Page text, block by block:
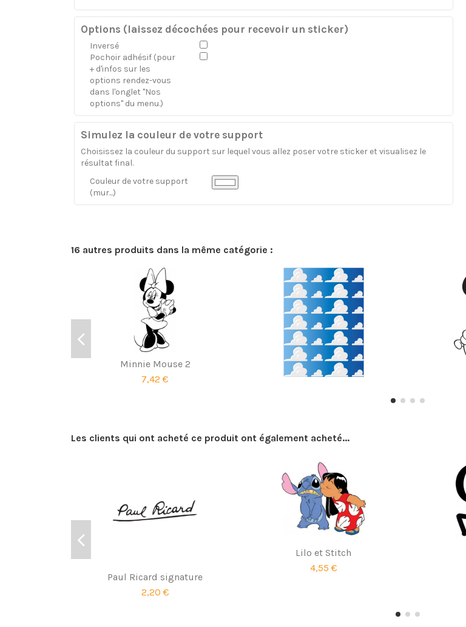
Options (laissez décochées pour recevoir un sticker)
Inversé
Pochoir adhésif (pour
+ d'infos sur les
options rendez-vous
dans l'onglet "Nos
options" du menu.)
Simulez la couleur de votre support
Choisissez la couleur du support sur lequel vous allez poser votre sticker et visualisez le
résultat final.
Couleur de votre support
(mur...)
16 autres produits dans la même catégorie :
Minnie Mouse 2
7,42 €
Les clients qui ont acheté ce produit ont également acheté...
Paul Ricard signature
2,20 €
Lilo et Stitch
4,55 €